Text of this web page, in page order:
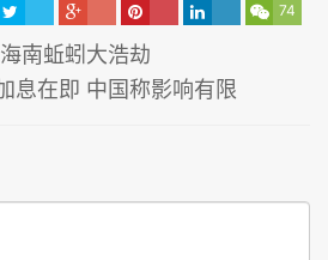
74
南蚯蚓大浩劫
息在即 中国称影响有限